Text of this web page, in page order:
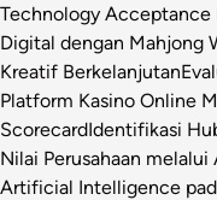
Technology Acceptance
Digital dengan Mahjong
Kreatif Berkelanjutan
Platform Kasino Online
ScorecardIdentifikasi
Nilai Perusahaan
Artificial Intelligence